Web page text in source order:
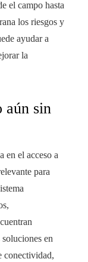
el campo hasta
los riesgos y
ayudar a
la
aún sin
en el acceso a
para
en
conectividad,